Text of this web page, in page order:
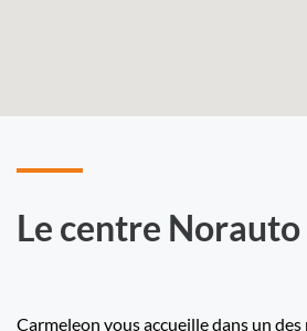
Le centre
Carmeleon vous accueille dans un